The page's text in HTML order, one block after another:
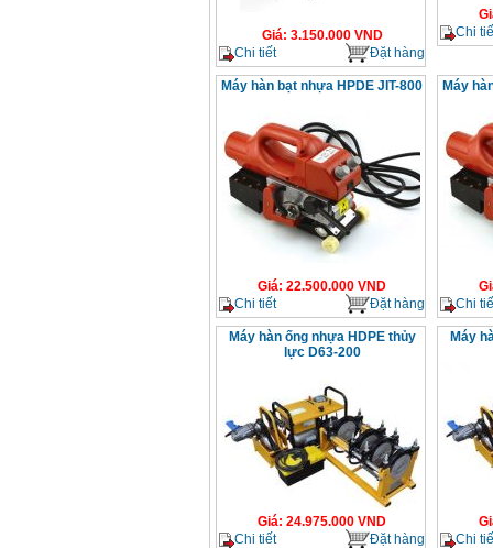
Giá: 3.150.000VND
Chi tiết
Đặt hàng
Chi
Máy hàn bạt nhựa HPDE JIT-800
Giá: 22.500.000 VND
Chi tiết
Đặt hàng
Máy
Chi
Máy hàn ống nhựa HDPE thủy
lực D63-200
Giá: 24.975.000 VND
Chi tiết
Đặt hàng
Máy
Chi